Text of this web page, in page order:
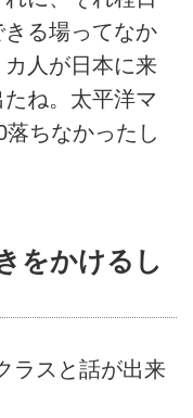
る場ってなか
人が日本に来
ね。太平洋マ
ちなかったし
をかけるし
スと話が出来